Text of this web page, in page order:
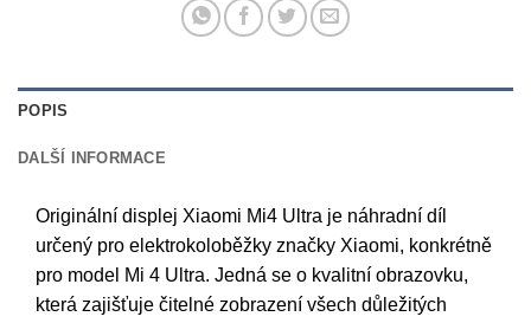
POPIS
DALŠÍ INFORMACE
Originální displej Xiaomi Mi4 Ultra je náhradní díl
určený pro elektrokoloběžky značky Xiaomi, konkrétně
pro model Mi 4 Ultra. Jedná se o kvalitní obrazovku,
která zajišťuje čitelné zobrazení všech důležitých